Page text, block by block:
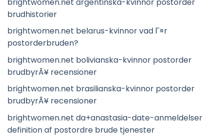
brudhistorier
brightwomen.net belarus-kvinnor vad Г¤r
postorderbruden?
brightwomen.net bolivianska-kvinnor postorder
brudbyrÃ¥ recensioner
brightwomen.net brasilianska-kvinnor postorder
brudbyrÃ¥ recensioner
brightwomen.net da+anastasia-date-anmeldelser
definition af postordre brude tjenester